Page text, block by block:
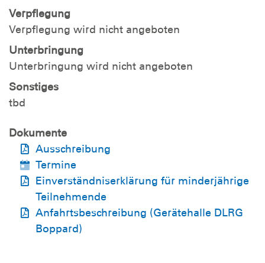
Verpflegung
Verpflegung wird nicht angeboten
Unterbringung
Unterbringung wird nicht angeboten
Sonstiges
tbd
Dokumente
Ausschreibung
Termine
Einverständniserklärung für minderjährige
Teilnehmende
Anfahrtsbeschreibung (Gerätehalle DLRG
Boppard)